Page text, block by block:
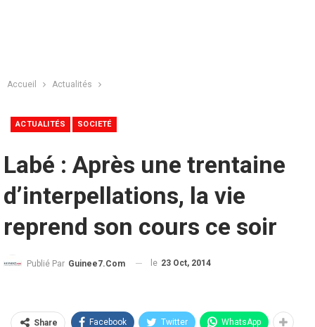
Accueil Actualités
ACTUALITÉS SOCIETÉ
Labé : Après une trentaine
d’interpellations, la vie
reprend son cours ce soir
Publié Par Guinee7.com le 23 Oct, 2014
Share Facebook Twitter WhatsApp